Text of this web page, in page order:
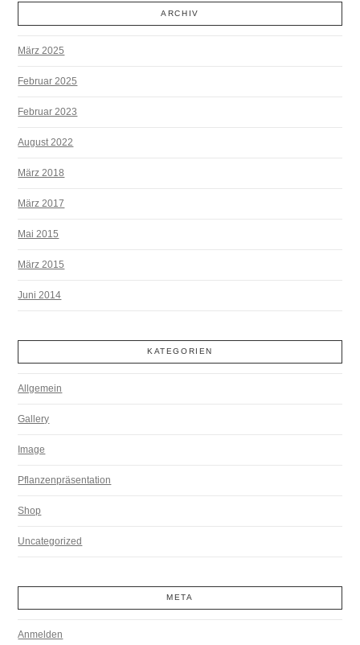
ARCHIV
März 2025
Februar 2025
Februar 2023
August 2022
März 2018
März 2017
Mai 2015
März 2015
Juni 2014
KATEGORIEN
Allgemein
Gallery
Image
Pflanzenpräsentation
Shop
Uncategorized
META
Anmelden